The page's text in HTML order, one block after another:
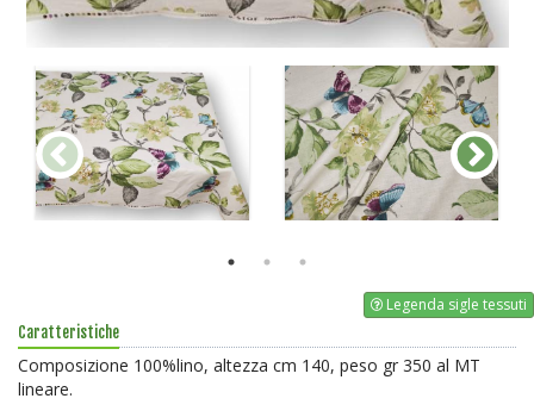
Legenda sigle tessuti
Caratteristiche
Composizione 100%lino, altezza cm 140, peso gr 350 al MT
lineare.